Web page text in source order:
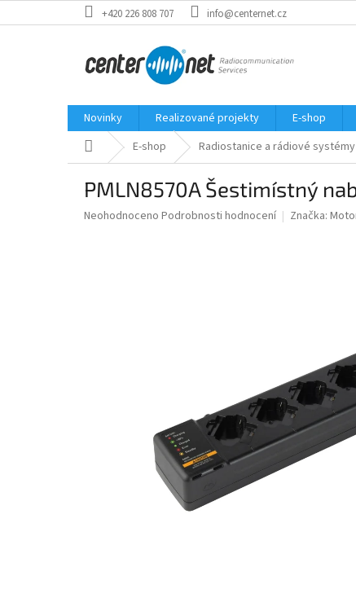
na
+420 226 808 707 info@centernet.cz
Novinky Realizované projekty E-shop
Domů E-shop Radiostanice a rádiové systémy
PMLN8570A Šestimístný
Průměrné
Neohodnoceno Podrobnosti hodnocení Značka: